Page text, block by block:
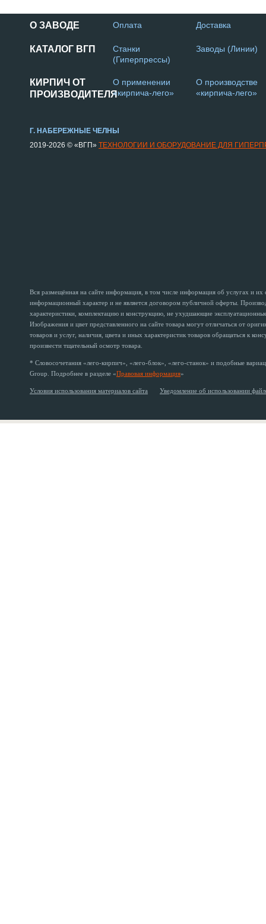
О ЗАВОДЕ Оплата Доставка
КАТАЛОГ ВГП
Станки
(Гиперпрессы)
Заводы (Линии)
КИРПИЧ ОТ
ПРОИЗВОДИТЕЛЯ
О применении
«кирпича-лего»
О производстве
«кирпича-лего»
Г. НАБЕРЕЖНЫЕ ЧЕЛНЫ
2019-2026 © «ВГП» ТЕХНОЛОГИИ И ОБОРУДОВАНИЕ ДЛЯ
Вся размещённая на сайте информация, в том числе информация об услугах и
информационный характер и не является договором публичной оферты.
характеристики, комплектацию и конструкцию, не ухудшающие
Изображения и цвет представленного на сайте товара могут отличаться от
товаров и услуг, наличия, цвета и иных характеристик товаров обращаться к
произвести тщательный осмотр товара.
* Словосочетания «лего-кирпич», «лего-блок», «лего-станок» и подобные
Group. Подробнее в разделе «Правовая информация»
Условия использования материалов сайта Уведомление об использовании